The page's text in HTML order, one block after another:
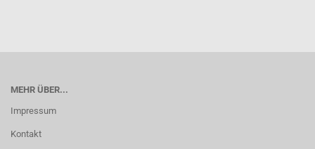
MEHR ÜBER...
Impressum
Kontakt